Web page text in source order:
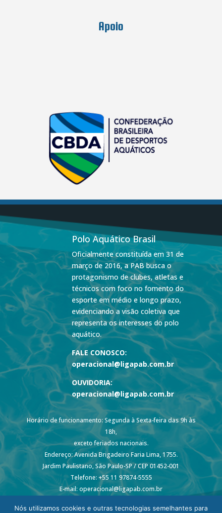
Apoio
Polo Aquático Brasil
Oficialmente constituída em 31 de
março de 2016, a PAB busca o
protagonismo de clubes, atletas e
técnicos com foco no fomento do
esporte em médio e longo prazo,
evidenciando a visão coletiva que
representa os interesses do polo
aquático.
FALE CONOSCO:
operacional@ligapab.com.br
OUVIDORIA:
operacional@ligapab.com.br
Horário de funcionamento: Segunda à Sexta-feira das 9h às
18h,
exceto feriados nacionais.
Endereço: Avenida Brigadeiro Faria Lima, 1755.
Jardim Paulistano, São Paulo-SP / CEP 01452-001
Telefone: +55 11 97874-5555
E-mail: operacional@ligapab.com.br
Nós utilizamos cookies e outras tecnologias semelhantes para